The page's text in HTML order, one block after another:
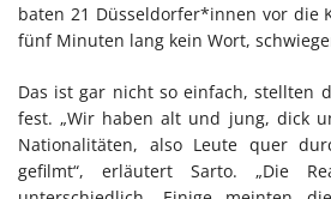
baten 21 Düsseldorfer*innen vor die
fünf Minuten lang kein Wort,
Das ist gar nicht so einfach, stellten
fest. „Wir haben alt und jung, dick
Nationalitäten, also Leute quer
gefilmt“, erläutert Sarto. „Die